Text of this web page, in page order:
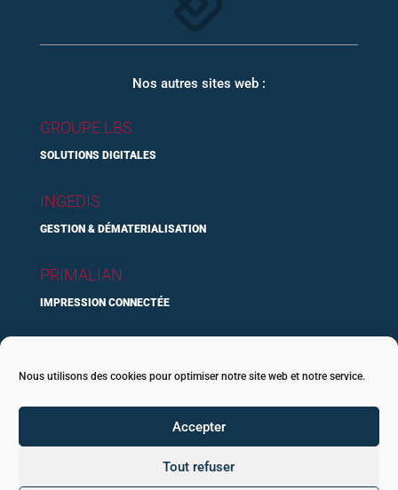
Nous utilisons des cookies pour optimiser notre site web et notre service.
Accepter
Tout refuser
Nos autres sites web :
GROUPE LBS
SOLUTIONS DIGITALES
INGEDIS
GESTION & DÉMATERIALISATION
PRIMALIAN
IMPRESSION CONNECTÉE
IT & INFOGÉRANCE
CONSEIL & FORMATION